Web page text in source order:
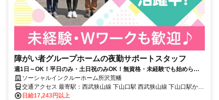
障がい者グループホームの夜勤サポートスタッフ
週1日～OK！平日のみ・土日祝のみOK！無資格・未経験でも始められ
ます。目の前の人に喜んでいただくことに、一生懸命になれる仕事で
す。
ソーシャルインクルーホーム所沢荒幡
交通アクセス 最寄駅：西武狭山線 下山口駅 西武狭山線 下山口駅から
徒歩14分
日給17,243円以上